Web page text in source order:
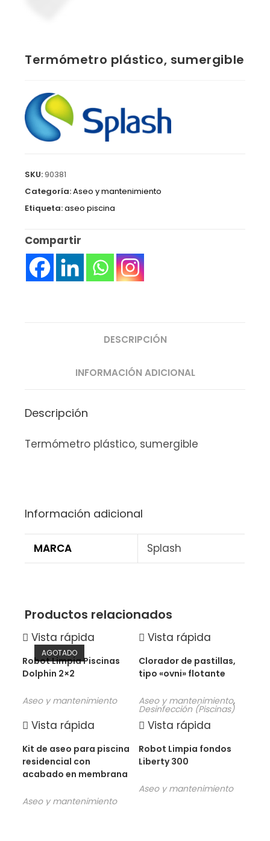
Termómetro plástico, sumergible
SKU:90381
Categoría:Aseo y mantenimiento
Etiqueta:aseo piscina
Compartir
DESCRIPCIÓN
INFORMACIÓN ADICIONAL
Descripción
Termómetro plástico, sumergible
Información adicional
MARCA Splash
Productos relacionados
AGOTADO
Vista rápida
Robot Limpia Piscinas
Dolphin 2×2
Aseo y mantenimiento
Vista rápida
Clorador de pastillas,
tipo «ovni» flotante
Aseo y mantenimiento,
Desinfección (Piscinas)
Vista rápida
Kit de aseo para piscina
residencial con
acabado en membrana
Aseo y mantenimiento
Vista rápida
Robot Limpia fondos
Liberty 300
Aseo y mantenimiento